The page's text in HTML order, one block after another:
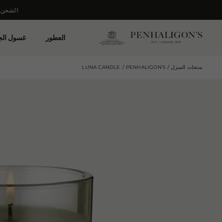
العطور غسول
منتجات المنزل PENHALIGON'S
LUNA CANDLE